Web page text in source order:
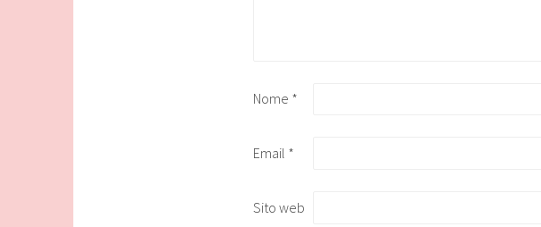
Nome *
Email *
Sito web